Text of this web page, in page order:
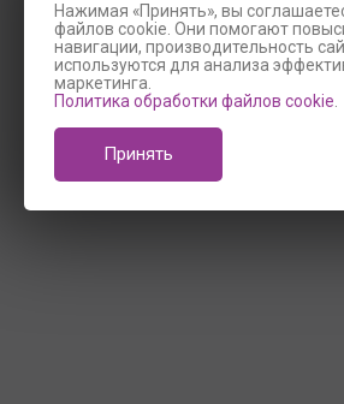
Нажимая «Принять», вы
файлов cookie. Они помогают
навигации, производительность
используются для анализа
маркетинга.
Политика обработки файлов cookie
Принять